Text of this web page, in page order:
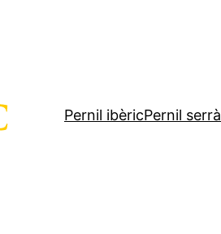
Pernil ibèricPernil serrà